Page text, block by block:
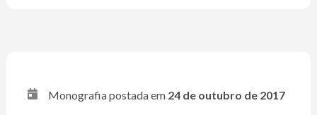
Monografia postada em 24 de outubro de 2017